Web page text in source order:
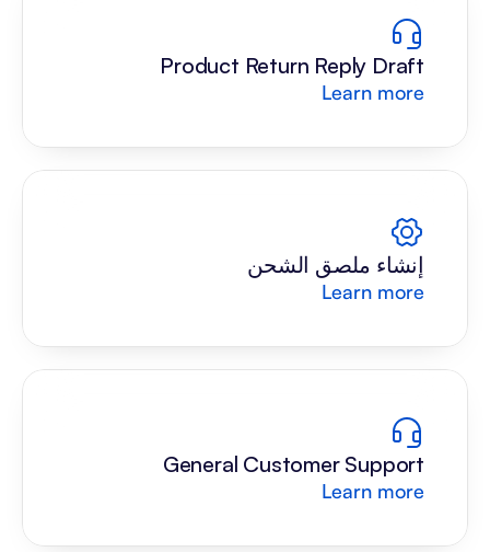
Product Return Reply Draft
Learn more
إنشاء ملصق الشحن
Learn more
General Customer Support
Learn more